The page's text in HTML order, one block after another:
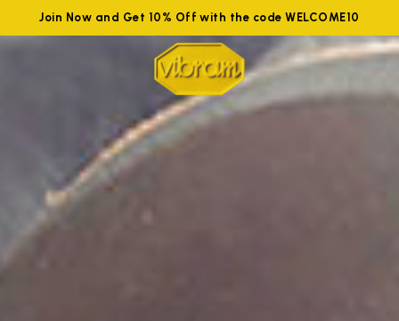
Join Now and Get 10% Off with the code WELCOME10